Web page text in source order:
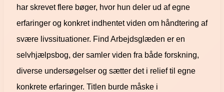
har skrevet flere bøger, hvor hun deler ud af egne
erfaringer og konkret indhentet viden om håndtering af
svære livssituationer. Find Arbejdsglæden er en
selvhjælpsbog, der samler viden fra både forskning,
diverse undersøgelser og sætter det i relief til egne
konkrete erfaringer. Titlen burde måske i